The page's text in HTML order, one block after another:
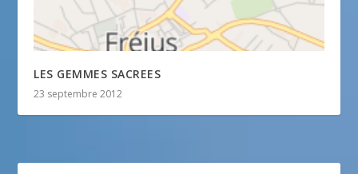
LES GEMMES SACREES
23 septembre 2012